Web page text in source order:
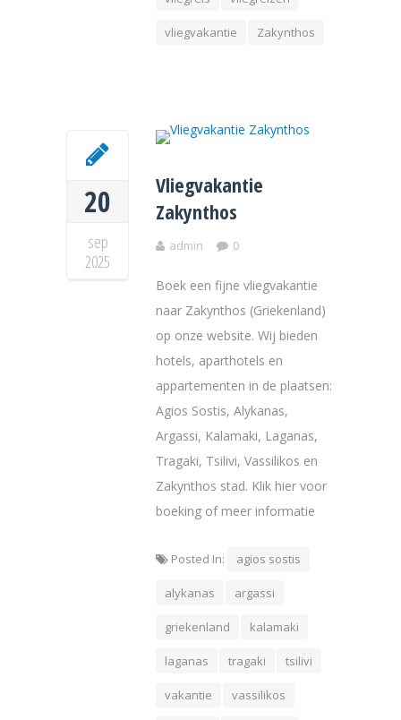
vliegvakantie Zakynthos
20
sep
2025
Vliegvakantie
Zakynthos
admin 0
Boek een fijne vliegvakantie
naar Zakynthos (Griekenland)
op onze website. Wij bieden
hotels, aparthotels en
appartementen in de plaatsen:
Agios Sostis, Alykanas,
Argassi, Kalamaki, Laganas,
Tragaki, Tsilivi, Vassilikos en
Zakynthos stad. Klik hier voor
boeking of meer informatie
Posted In: agios sostis
alykanas argassi
griekenland kalamaki
laganas tragaki tsilivi
vakantie vassilikos